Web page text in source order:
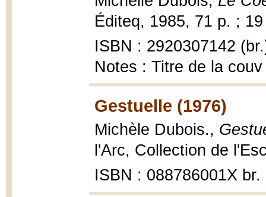
Éditeq, 1985, 71 p. ;
ISBN : 2920307142
Notes : Titre de la couv
Gestuelle (1976)
Michèle Dubois.,
l'Arc, Collection de
ISBN : 088786001X br.